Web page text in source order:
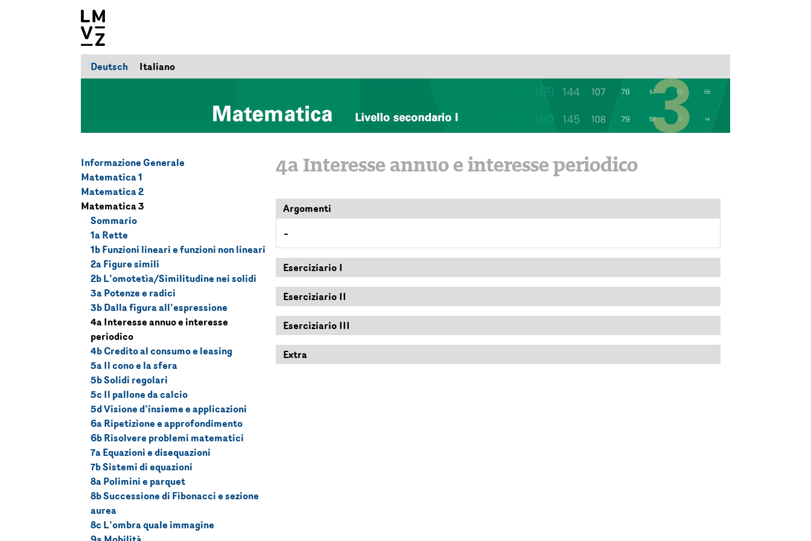
Deutsch Italiano
Informazione Generale
Matematica 1
Matematica 2
Matematica 3
Sommario
1a Rette
1b Funzioni lineari e funzioni non lineari
2a Figure simili
2b L’omotetìa/Similitudine nei solidi
3a Potenze e radici
3b Dalla figura all’espressione
4a Interesse annuo e interesse
periodico
4b Credito al consumo e leasing
5a Il cono e la sfera
5b Solidi regolari
5c Il pallone da calcio
5d Visione d’insieme e applicazioni
6a Ripetizione e approfondimento
6b Risolvere problemi matematici
7a Equazioni e disequazioni
7b Sistemi di equazioni
8a Polimini e parquet
8b Successione di Fibonacci e sezione
aurea
8c L’ombra quale immagine
4a Interesse annuo e interesse periodico
Argomenti
–
Eserciziario I
Eserciziario II
Eserciziario III
Extra